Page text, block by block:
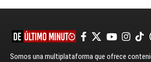
Somos una multiplataforma que ofrece